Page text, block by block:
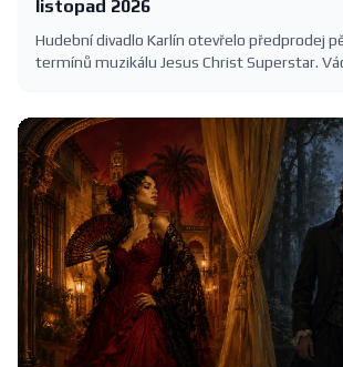
listopad 2026
Hudební divadlo Karlín otevřelo předprodej
termínů muzikálu Jesus Christ Superstar.